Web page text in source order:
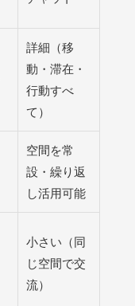
詳細（移
動・滞在・
行動すべ
て）
空間を常
設・繰り返
し活用可能
小さい（同
じ空間で交
流）